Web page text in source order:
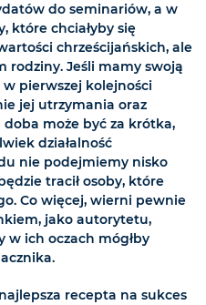
do seminariów, a w
które chciałyby się
chrześcijańskich, ale
rodziny. Jeśli mamy swoją
pierwszej kolejności
jej utrzymania oraz
doba może być za krótka,
działalność
nie podejmiemy nisko
tracił osoby, które
Co więcej, wierni pewnie
jako autorytetu,
w ich oczach mógłby
recepta na sukces